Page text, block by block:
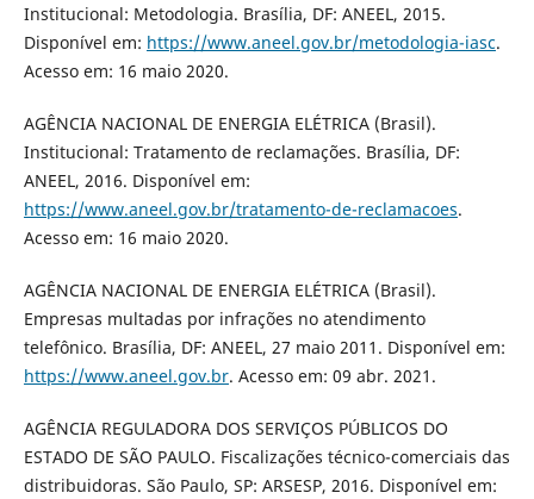
Institucional: Metodologia. Brasília, DF: ANEEL, 2015.
Disponível em: https://www.aneel.gov.br/metodologia-iasc.
Acesso em: 16 maio 2020.
AGÊNCIA NACIONAL DE ENERGIA ELÉTRICA (Brasil).
Institucional: Tratamento de reclamações. Brasília, DF:
ANEEL, 2016. Disponível em:
https://www.aneel.gov.br/tratamento-de-reclamacoes.
Acesso em: 16 maio 2020.
AGÊNCIA NACIONAL DE ENERGIA ELÉTRICA (Brasil).
Empresas multadas por infrações no atendimento
telefônico. Brasília, DF: ANEEL, 27 maio 2011. Disponível em:
https://www.aneel.gov.br. Acesso em: 09 abr. 2021.
AGÊNCIA REGULADORA DOS SERVIÇOS PÚBLICOS DO
ESTADO DE SÃO PAULO. Fiscalizações técnico-comerciais das
distribuidoras. São Paulo, SP: ARSESP, 2016. Disponível em: